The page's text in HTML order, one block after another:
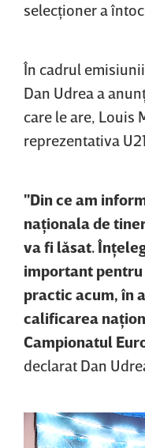
selecţioner a
În cadrul emisiunii
Dan Udrea a
care le are, Louis
reprezentativa
"Din ce am
naţionala de
va fi lăsat.
important
practic acum, în
calificarea
Campionatul
declarat Dan